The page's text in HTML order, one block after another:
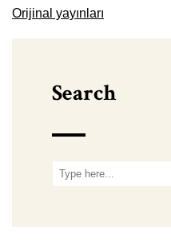
Orijinal yayınları
Search